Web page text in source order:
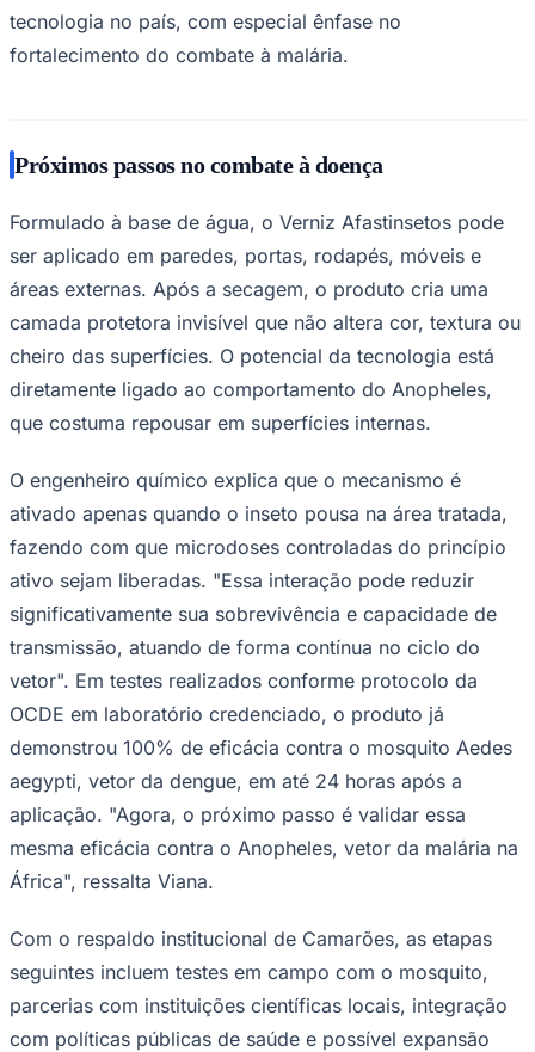
Palmeiras
tecnologia no país, com especial ênfase no
fortalecimento do combate à malária.
Próximos passos no combate à doença
Formulado à base de água, o Verniz Afastinsetos pode
ser aplicado em paredes, portas, rodapés, móveis e
áreas externas. Após a secagem, o produto cria uma
camada protetora invisível que não altera cor, textura ou
cheiro das superfícies. O potencial da tecnologia está
diretamente ligado ao comportamento do Anopheles,
que costuma repousar em superfícies internas.
O engenheiro químico explica que o mecanismo é
ativado apenas quando o inseto pousa na área tratada,
fazendo com que microdoses controladas do princípio
ativo sejam liberadas. "Essa interação pode reduzir
significativamente sua sobrevivência e capacidade de
transmissão, atuando de forma contínua no ciclo do
vetor". Em testes realizados conforme protocolo da
OCDE em laboratório credenciado, o produto já
demonstrou 100% de eficácia contra o mosquito Aedes
aegypti, vetor da dengue, em até 24 horas após a
aplicação. "Agora, o próximo passo é validar essa
mesma eficácia contra o Anopheles, vetor da malária na
África", ressalta Viana.
Com o respaldo institucional de Camarões, as etapas
seguintes incluem testes em campo com o mosquito,
parcerias com instituições científicas locais, integração
com políticas públicas de saúde e possível expansão